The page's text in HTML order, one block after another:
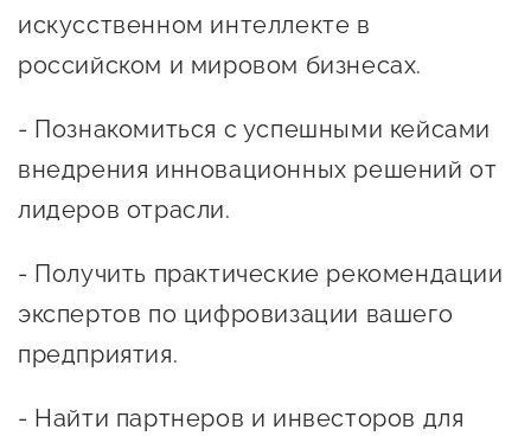
Поддержка центра
Онлайн-витрина
Нормативные
Справочник
предпринимателя
Органы власти
Организации,
предоставляющие поддержку
Интерактивные сервисы
Каталог маркетплейсов
Каталог креативной
продукции
искусственном интеллекте в
российском и мировом бизнесах.
- Познакомиться с успешными кейсами
внедрения инновационных решений от
лидеров отрасли.
- Получить практические рекомендации
экспертов по цифровизации вашего
предприятия.
- Найти партнеров и инвесторов для